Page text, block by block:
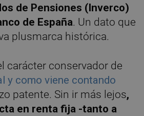
de Pensiones (Inverco)
de España. Un dato que
plusmarca histórica.
carácter conservador de
y como viene contando
patente. Sin ir más lejos,
en renta fija -tanto a